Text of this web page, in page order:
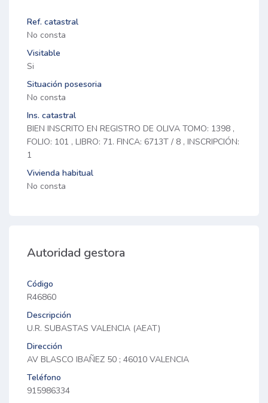
Ref. catastral
No consta
Visitable
Si
Situación posesoria
No consta
Ins. catastral
BIEN INSCRITO EN REGISTRO DE OLIVA TOMO: 1398 ,
FOLIO: 101 , LIBRO: 71. FINCA: 6713T / 8 , INSCRIPCIÓN:
1
Vivienda habitual
No consta
Autoridad gestora
Código
R46860
Descripción
U.R. SUBASTAS VALENCIA (AEAT)
Dirección
AV BLASCO IBAÑEZ 50 ; 46010 VALENCIA
Teléfono
915986334